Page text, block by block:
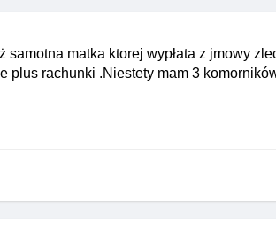
matka ktorej wypłata z jmowy
plus rachunki .Niestety mam 3